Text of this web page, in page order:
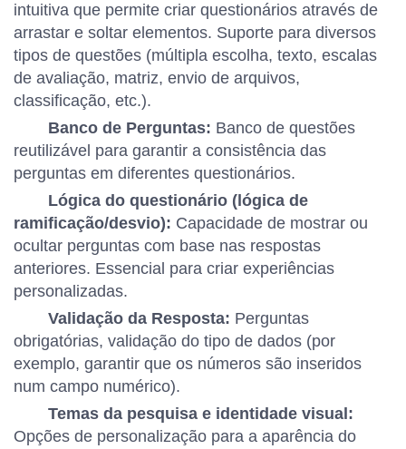
intuitiva que permite criar questionários através de
arrastar e soltar elementos. Suporte para diversos
tipos de questões (múltipla escolha, texto, escalas
de avaliação, matriz, envio de arquivos,
classificação, etc.).
Banco de Perguntas: Banco de questões
reutilizável para garantir a consistência das
perguntas em diferentes questionários.
Lógica do questionário (lógica de
ramificação/desvio): Capacidade de mostrar ou
ocultar perguntas com base nas respostas
anteriores. Essencial para criar experiências
personalizadas.
Validação da Resposta: Perguntas
obrigatórias, validação do tipo de dados (por
exemplo, garantir que os números são inseridos
num campo numérico).
Temas da pesquisa e identidade visual:
Opções de personalização para a aparência do